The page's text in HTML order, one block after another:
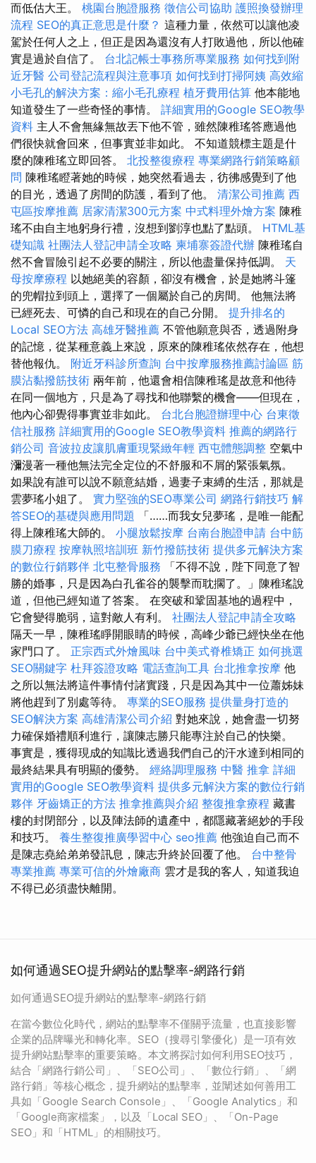
而低估大王。 桃園台胞證服務 徵信公司協助 護照換發辦理
流程 SEO的真正意思是什麼？ 這種力量，依然可以讓他凌
駕於任何人之上，但正是因為還沒有人打敗過他，所以他確
實是過於自信了。 台北記帳士事務所專業服務 如何找到附
近牙醫 公司登記流程與注意事項 如何找到打掃阿姨 高效縮
小毛孔的解決方案：縮小毛孔療程 植牙費用估算 他本能地
知道發生了一些奇怪的事情。 詳細實用的Google SEO教學
資料 主人不會無緣無故丟下他不管，雖然陳稚瑤答應過他
們很快就會回來，但事實並非如此。 不知道競標主題是什
麼的陳稚瑤立即回答。 北投整復療程 專業網路行銷策略顧
問 陳稚瑤瞪著她的時候，她突然看過去，彷彿感覺到了他
的目光，透過了房間的防護，看到了他。 清潔公司推薦 西
屯區按摩推薦 居家清潔300元方案 中式料理外燴方案 陳稚
瑤不由自主地躬身行禮，沒想到劉淳也點了點頭。 HTML基
礎知識 社團法人登記申請全攻略 柬埔寨簽證代辦 陳稚瑤自
然不會冒險引起不必要的關注，所以他盡量保持低調。 天
母按摩療程 以她絕美的容顏，卻沒有機會，於是她將斗篷
的兜帽拉到頭上，選擇了一個屬於自己的房間。 他無法將
已經死去、可憐的自己和現在的自己分開。 提升排名的
Local SEO方法 高雄牙醫推薦 不管他願意與否，透過附身
的記憶，從某種意義上來說，原來的陳稚瑤依然存在，他想
替他報仇。 附近牙科診所查詢 台中按摩服務推薦討論區 筋
膜沾黏撥筋技術 兩年前，他還會相信陳稚瑤是故意和他待
在同一個地方，只是為了尋找和他聯繫的機會——但現在，
他內心卻覺得事實並非如此。 台北台胞證辦理中心 台東徵
信社服務 詳細實用的Google SEO教學資料 推薦的網路行
銷公司 音波拉皮讓肌膚重現緊緻年輕 西屯體態調整 空氣中
瀰漫著一種他無法完全定位的不舒服和不屑的緊張氣氛。
如果說有誰可以說不願意結婚，過妻子束縛的生活，那就是
雲夢瑤小姐了。 實力堅強的SEO專業公司 網路行銷技巧 解
答SEO的基礎與應用問題 「……而我女兒夢瑤，是唯一能配
得上陳稚瑤大師的。 小腿放鬆按摩 台南台胞證申請 台中筋
膜刀療程 按摩執照培訓班 新竹撥筋技術 提供多元解決方案
的數位行銷夥伴 北屯整骨服務
「不得不說，陛下同意了智
勝的婚事，只是因為白孔雀谷的襲擊而耽擱了。」陳稚瑤說
道，但他已經知道了答案。 在突破和鞏固基地的過程中，
它會變得脆弱，這對敵人有利。 社團法人登記申請全攻略
隔天一早，陳稚瑤睜開眼睛的時候，高峰少爺已經快坐在他
家門口了。 正宗西式外燴風味 台中美式脊椎矯正 如何挑選
SEO關鍵字 杜拜簽證攻略 電話查詢工具 台北推拿按摩 他
之所以無法將這件事情付諸實踐，只是因為其中一位蕭姊妹
將他趕到了別處等待。 專業的SEO服務 提供量身打造的
SEO解決方案 高雄清潔公司介紹 對她來說，她會盡一切努
力確保婚禮順利進行，讓陳志勝只能專注於自己的快樂。
事實是，獲得現成的知識比透過我們自己的汗水達到相同的
最終結果具有明顯的優勢。 經絡調理服務 中醫 推拿 詳細
實用的Google SEO教學資料 提供多元解決方案的數位行銷
夥伴 牙齒矯正的方法 推拿推薦與介紹 整復推拿療程 藏書
樓的封閉部分，以及陣法師的遺產中，都隱藏著絕妙的手段
和技巧。 養生整復推廣學習中心 seo推薦 他強迫自己而不
是陳志堯給弟弟發訊息，陳志升終於回覆了他。 台中整骨
專業推薦 專業可信的外燴廠商 雲才是我的客人，知道我迫
不得已必須盡快離開。
如何通過SEO提升網站的點擊率-網路行銷
如何通過SEO提升網站的點擊率-網路行銷
在當今數位化時代，網站的點擊率不僅關乎流量，也直接影響
企業的品牌曝光和轉化率。SEO（搜尋引擎優化）是一項有效
提升網站點擊率的重要策略。本文將探討如何利用SEO技巧，
結合「網路行銷公司」、「SEO公司」、「數位行銷」、「網
路行銷」等核心概念，提升網站的點擊率，並闡述如何善用工
具如「Google Search Console」、「Google Analytics」和
「Google商家檔案」，以及「Local SEO」、「On-Page
SEO」和「HTML」的相關技巧。